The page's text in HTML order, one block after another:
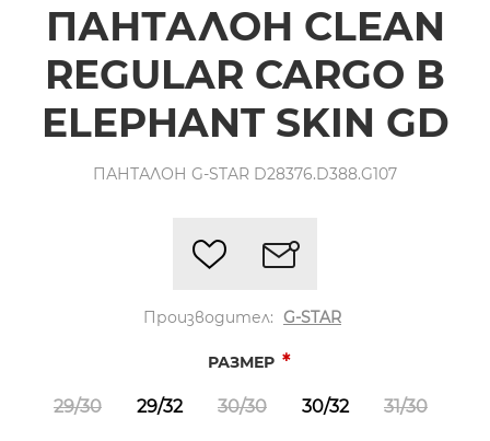
ПАНТАЛОН CLEAN
REGULAR CARGO В
ELEPHANT SKIN GD
ПАНТАЛОН G-STAR D28376.D388.G107
Производител: G-STAR
РАЗМЕР *
29/30 29/32 30/30 30/32 31/30